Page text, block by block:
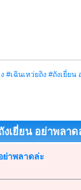
#เฉินเหว่ยถิง #ถังเยี่ยน
เยี่ยน อย่าพลา
ย่าพลาดล่ะ